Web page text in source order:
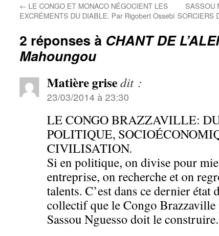
← LE CONGO ET MONACO NÉGOCIENT LES
EXCRÉMENTS DU DIABLE. Par Rigobert Ossebi
SASSOU
SORCIERS
2 réponses à CHANT DE
Mahoungou
Matière grisedit :
23/03/2014 à 23:30
LE CONGO BRAZZAVILLE:
POLITIQUE,
CIVILISATION.
Si en politique, on divise pour
entreprise, on recherche et on
talents. C’est dans ce dernier
collectif que le Congo
Sassou Nguesso doit le construire.